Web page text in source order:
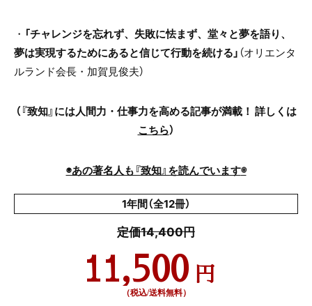
・ 「チャレンジを忘れず、失敗に怯まず、堂々と夢を語り、
夢は実現するためにあると信じて行動を続ける」 （オリエンタ
ルランド会長・加賀見俊夫）
（『致知』には人間力・仕事力を高める記事が満載！ 詳しくは
こちら）
◉あの著名人も『致知』を読んでいます◉
1年間（全12冊）
定価14,400円
11,500 円
（税込/送料無料）